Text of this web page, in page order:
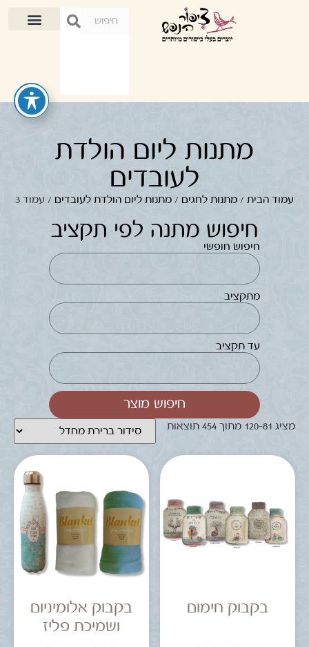
מתנות ליום הולדת
לעובדים
עמוד הבית / מתנות לחגים / מתנות ליום הולדת לעובדים / עמוד 3
חיפוש מתנה לפי תקציב
חיפוש חופשי
מתקציב
עד תקציב
חיפוש מוצר
מציג 81–120 מתוך 454 תוצאות
בקבוק חימום
בקבוק אלומיניום
ושמיכת פליז